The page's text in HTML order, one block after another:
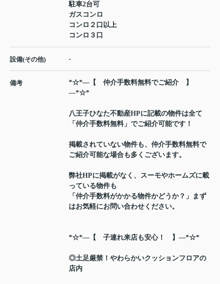
駐車2台可
ガスコンロ
コンロ２口以上
コンロ３口
設備(その他) -
備考
*☆*―【 仲介手数料無料でご紹介 】
―*☆*
八王子ひなた不動産HPに記載の物件は全て
「仲介手数料無料」でご紹介可能です！
掲載されていない物件も、仲介手数料無料で
ご紹介可能な場合も多くございます。
弊社HPに掲載がなく、スーモやホームズに載
っている物件も
「仲介手数料がかかる物件かどうか？」まず
はお気軽にお問い合わせください。
*☆*―【 子連れ来店も安心！ 】―*☆*
◎土足厳禁！やわらかいクッションフロアの
店内